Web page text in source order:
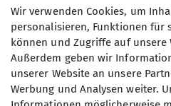
Weg führte uns weiter
unterbrochen durch
Verbundenheit an einem
Hier fanden wir bei
nötige Ruhe, um den
Moment auszublenden.
Wir verwenden Cookies, um
personalisieren, Funktionen für
können und Zugriffe auf unsere
Außerdem geben wir
unserer Website an unsere
Werbung und Analysen weiter.